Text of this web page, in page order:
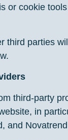
or cookie
third parties
third-party
in
and